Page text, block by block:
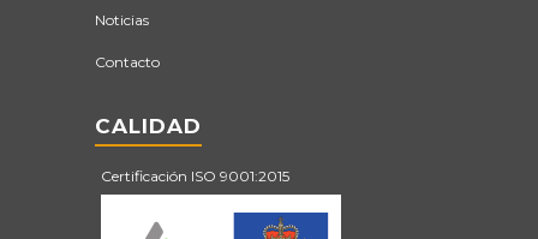
Noticias
Contacto
CALIDAD
Certificación ISO 9001:2015